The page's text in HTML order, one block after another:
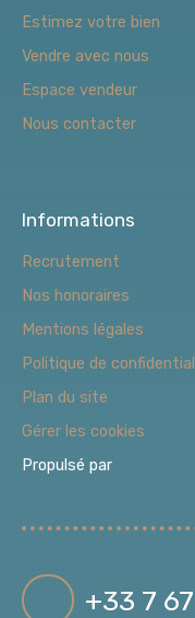
Estimez votre bien
Vendre avec nous
Espace vendeur
Nous contacter
Informations
Recrutement
Nos honoraires
Mentions légales
Politique de
Plan du site
Gérer les cookies
Propulsé par
+33 7